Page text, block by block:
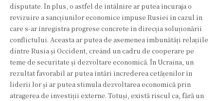
disputate. În plus, o astfel de întâlnire ar putea încuraja o
revizuire a sancțiunilor economice impuse Rusiei în cazul în
care s-ar înregistra progrese concrete în direcția soluționării
conflictului. Aceasta ar putea de asemenea îmbunătăți relațiile
dintre Rusia și Occident, creând un cadru de cooperare pe
teme de securitate și dezvoltare economică. În Ucraina, un
rezultat favorabil ar putea întări încrederea cetățenilor în
liderii lor și ar putea stimula dezvoltarea economică prin
atragerea de investiții externe. Totuși, există riscul ca, fără un